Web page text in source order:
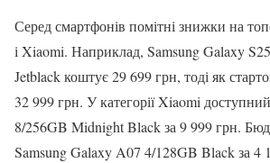
Серед смартфонів помітні знижки на
і Xiaomi. Наприклад, Samsung Galaxy
Jetblack коштує 29 699 грн, тоді як
32 999 грн. У категорії Xiaomi
8/256GB Midnight Black за 9 999 грн.
Samsung Galaxy A07 4/128GB Black за 4